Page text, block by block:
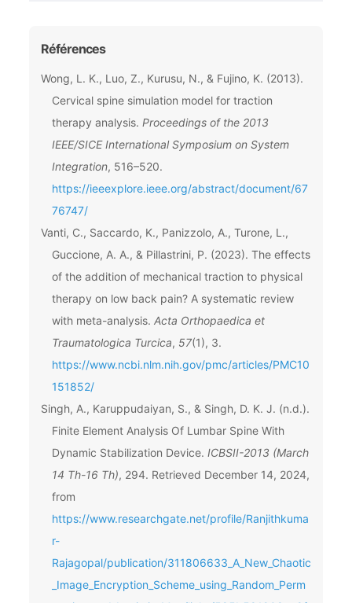
Références
Wong, L. K., Luo, Z., Kurusu, N., & Fujino, K. (2013).
Cervical spine simulation model for traction
therapy analysis. Proceedings of the 2013
IEEE/SICE International Symposium on System
Integration, 516–520.
https://ieeexplore.ieee.org/abstract/document/67
76747/
Vanti, C., Saccardo, K., Panizzolo, A., Turone, L.,
Guccione, A. A., & Pillastrini, P. (2023). The effects
of the addition of mechanical traction to physical
therapy on low back pain? A systematic review
with meta-analysis. Acta Orthopaedica et
Traumatologica Turcica, 57(1), 3.
https://www.ncbi.nlm.nih.gov/pmc/articles/PMC10
151852/
Singh, A., Karuppudaiyan, S., & Singh, D. K. J. (n.d.).
Finite Element Analysis Of Lumbar Spine With
Dynamic Stabilization Device. ICBSII-2013 (March
14 Th-16 Th), 294. Retrieved December 14, 2024,
from
https://www.researchgate.net/profile/Ranjithkuma
r-
Rajagopal/publication/311806633_A_New_Chaotic
_Image_Encryption_Scheme_using_Random_Perm